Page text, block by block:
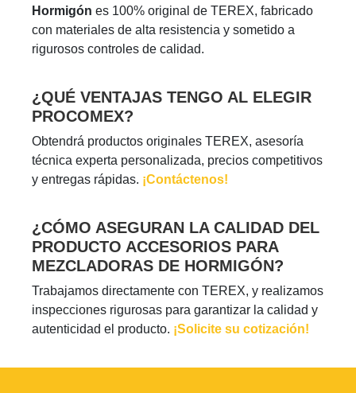
Hormigón es 100% original de TEREX, fabricado
con materiales de alta resistencia y sometido a
rigurosos controles de calidad.
¿QUÉ VENTAJAS TENGO AL ELEGIR
PROCOMEX?
Obtendrá productos originales TEREX, asesoría
técnica experta personalizada, precios competitivos
y entregas rápidas. ¡Contáctenos!
¿CÓMO ASEGURAN LA CALIDAD DEL
PRODUCTO ACCESORIOS PARA
MEZCLADORAS DE HORMIGÓN?
Trabajamos directamente con TEREX, y realizamos
inspecciones rigurosas para garantizar la calidad y
autenticidad el producto. ¡Solicite su cotización!